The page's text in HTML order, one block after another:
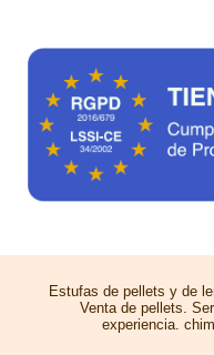
Estufas de pellets y de
Venta de pellets.
experiencia.